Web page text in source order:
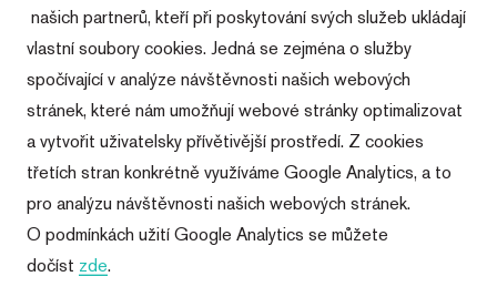
našich partnerů, kteří při poskytování svých služeb ukládají
vlastní soubory cookies. Jedná se zejména o služby
spočívající v analýze návštěvnosti našich webových
stránek, které nám umožňují webové stránky optimalizovat
a vytvořit uživatelsky přívětivější prostředí. Z cookies
třetích stran konkrétně využíváme Google Analytics, a to
pro analýzu návštěvnosti našich webových stránek.
O podmínkách užití Google Analytics se můžete
dočíst zde.